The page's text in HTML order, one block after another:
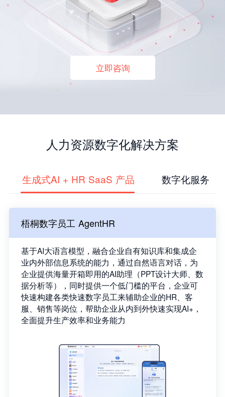
立即咨询
人力资源数字化解决方案
生成式AI + HR SaaS 产品 数字化服务
梧桐数字员工 AgentHR
基于AI大语言模型，融合企业自有知识库和集成企
业内外部信息系统的能力，通过自然语言对话，为
企业提供海量开箱即用的AI助理（PPT设计大师、数
据分析等），同时提供一个低门槛的平台，企业可
快速构建各类快速数字员工来辅助企业的HR、客
服、销售等岗位，帮助企业从内到外快速实现AI+，
全面提升生产效率和业务能力